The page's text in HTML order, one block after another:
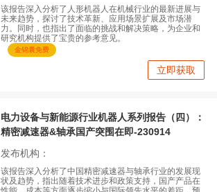
该报告深入分析了人形机器人在机械行业的最新进展与
未来趋势，探讨了技术革新、应用场景扩展及市场潜
力。同时，也指出了面临的挑战和解决策略，为企业和
研究机构提供了宝贵的参考意见。
金锦囊免费
立即获取
电力设备与新能源行业机器人系列报告（四）：
精密减速器&轴承国产突围在即-230914
发布机构：
该报告深入分析了中国精密减速器与轴承行业的发展现
状及趋势，指出随着技术进步和政策支持，国产产品在